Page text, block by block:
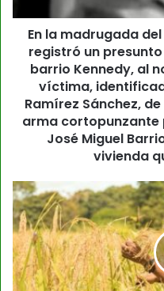
En la madrugada
registró un
barrio Kennedy, al
víctima,
Ramírez Sánchez,
arma cortopunzante
José Miguel
vivienda